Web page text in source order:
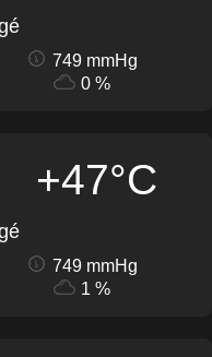
749 mmHg
0 %
+47°C
749 mmHg
1 %